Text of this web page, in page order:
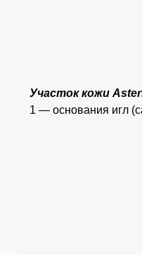
Участок кожи
1 — основания игл